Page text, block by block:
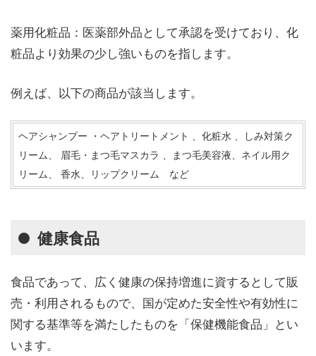
薬用化粧品：医薬部外品として承認を受けており、化
粧品より効果の少し強いものを指します。
例えば、以下の商品が該当します。
ヘアシャンプー ・ヘアトリートメント 、化粧水 、しみ対策ク
リーム、 眉毛・まつ毛マスカラ 、まつ毛美容液、ネイル用ク
リーム、 香水、リップクリーム など
健康食品
食品であって、広く健康の保持増進に資するとして販
売・利用されるもので、国が定めた安全性や有効性に
関する基準等を満たしたものを「保健機能食品」とい
います。